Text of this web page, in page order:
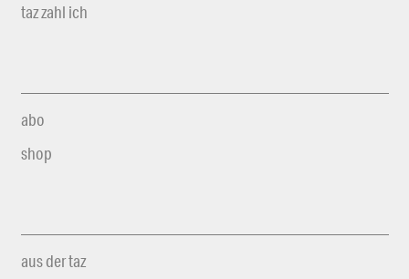
taz zahl ich
abo
shop
aus der taz